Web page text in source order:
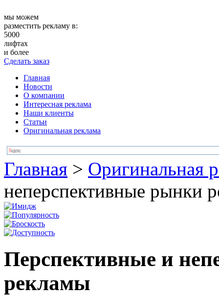
мы можем
разместить рекламу в:
5000
лифтах
и более
Сделать заказ
Главная
Новости
О компании
Интересная реклама
Наши клиенты
Статьи
Оригинальная реклама
Главная > Оригинальная
неперспективные рынки
Перспективные и
рекламы